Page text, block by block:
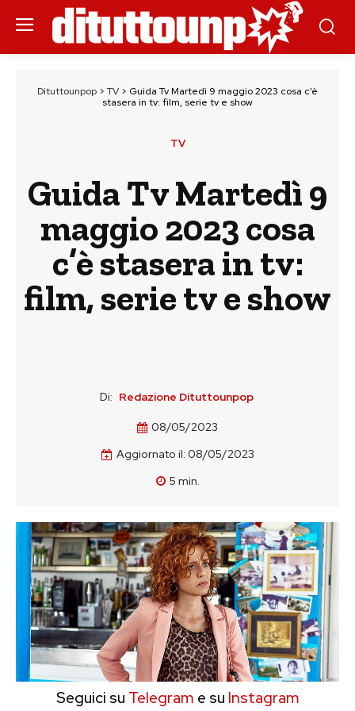
Dituttounpop > TV > Guida Tv Martedì 9 maggio 2023 cosa c’è
stasera in tv: film, serie tv e show
TV
Guida Tv Martedì 9
maggio 2023 cosa
c’è stasera in tv:
film, serie tv e show
Di: Redazione Dituttounpop
08/05/2023
Aggiornato il: 08/05/2023
5 min.
Seguici su Telegram e su Instagram